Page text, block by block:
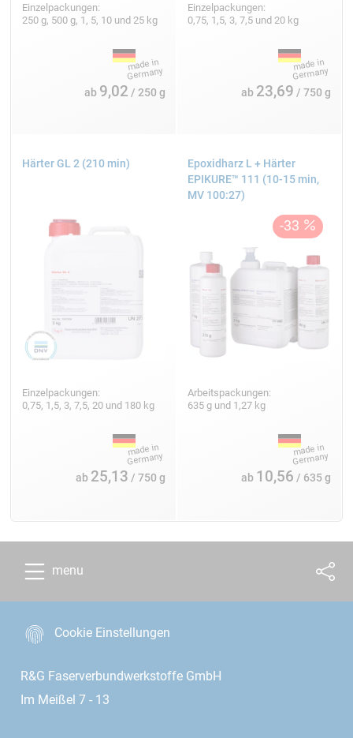
Einzelpackungen:
250 g, 500 g, 1, 5, 10 und 25 kg
ab 9,02 / 250 g
Einzelpackungen:
0,75, 1,5, 3, 7,5 und 20 kg
ab 23,69 / 750 g
Härter GL 2 (210 min)
Einzelpackungen:
0,75, 1,5, 3, 7,5, 20 und 180 kg
ab 25,13 / 750 g
Epoxidharz L + Härter
EPIKURE™ 111 (10-15 min,
MV 100:27)
Arbeitspackungen:
635 g und 1,27 kg
ab 10,56 / 635 g
menu
Cookie Einstellungen
R&G Faserverbundwerkstoffe GmbH
Im Meißel 7 - 13